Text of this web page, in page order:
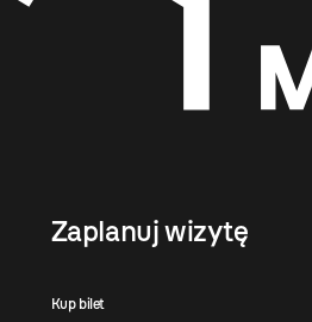
Zaplanuj wizytę
Kup bilet